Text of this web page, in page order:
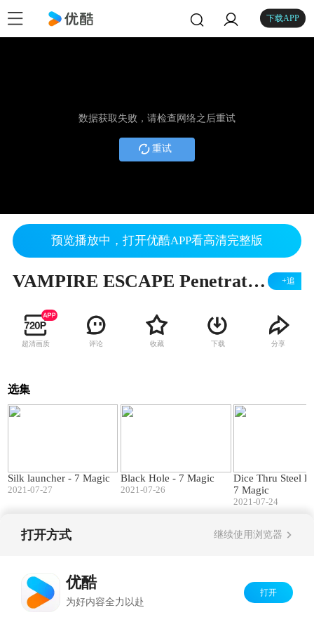
下载APP
数据获取失败，请检查网络之后重试
重试
预览播放中，打开优酷APP看高清完整版
VAMPIRE ESCAPE Penetration (Tutorial) - 7 Magic Inc +追
超清画质 评论 收藏 下载 分享
选集
Silk launcher - 7 Magic
2021-07-27
Black Hole - 7 Magic
2021-07-26
Dice Thru Steel
7 Magic
2021-07-24
打开方式 继续使用浏览器
优酷
为好内容全力以赴
打开